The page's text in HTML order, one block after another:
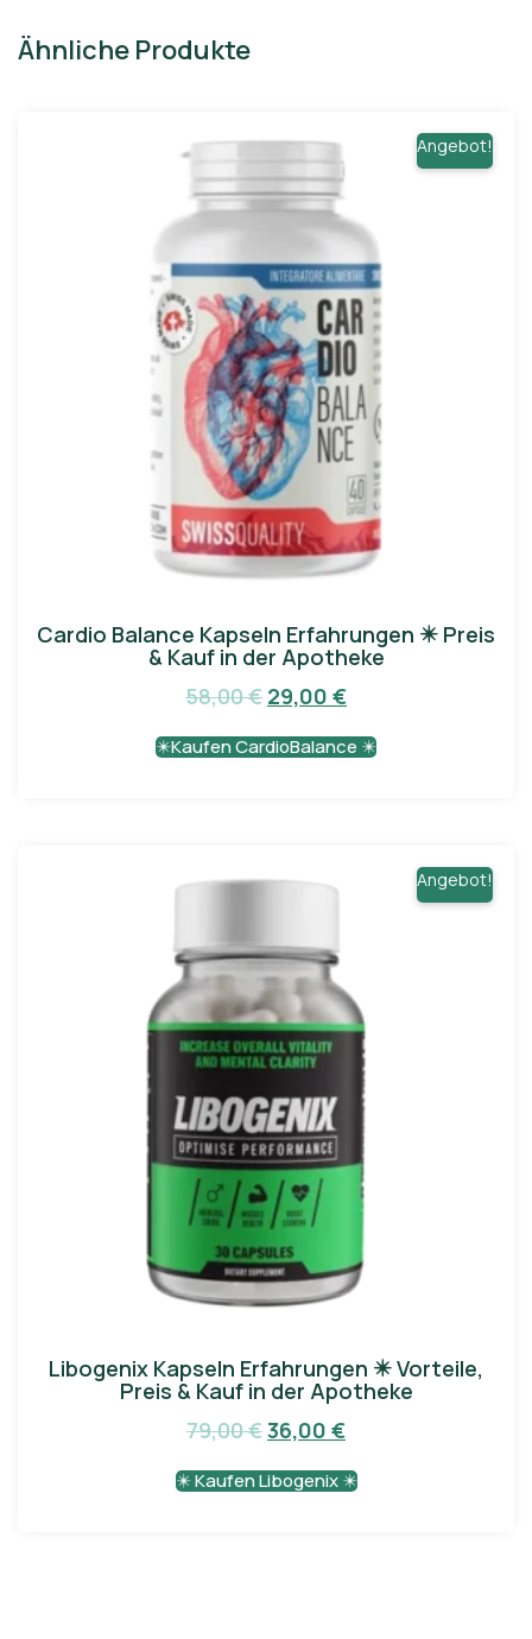
Ähnliche Produkte
Angebot!
Cardio Balance Kapseln Erfahrungen ✴️ Preis
& Kauf in der Apotheke
58,00€ 29,00 €
✴️Kaufen CardioBalance ✴️
Angebot!
Libogenix Kapseln Erfahrungen ✴️ Vorteile,
Preis & Kauf in der Apotheke
79,00€36,00 €
✴️ Kaufen Libogenix ✴️